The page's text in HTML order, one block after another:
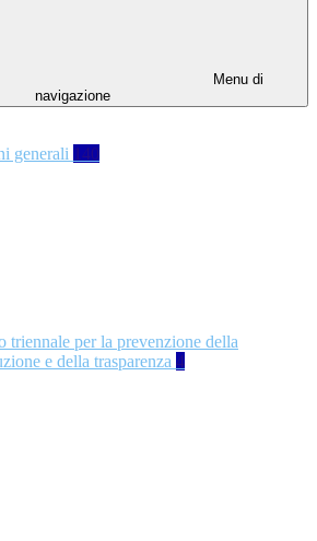
Menu di
navigazione
generali 140
triennale per la prevenzione della
e della trasparenza 4